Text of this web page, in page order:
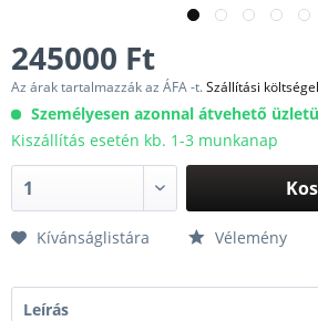
245000 Ft
Az árak tartalmazzák az ÁFA -t.Szállítási
Személyesen azonnal átvehető
Kiszállítás esetén kb. 1-3 munkanap
Kívánságlistára Vélemény
Leírás